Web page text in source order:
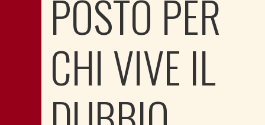
POSTO PER
CHI VIVE IL